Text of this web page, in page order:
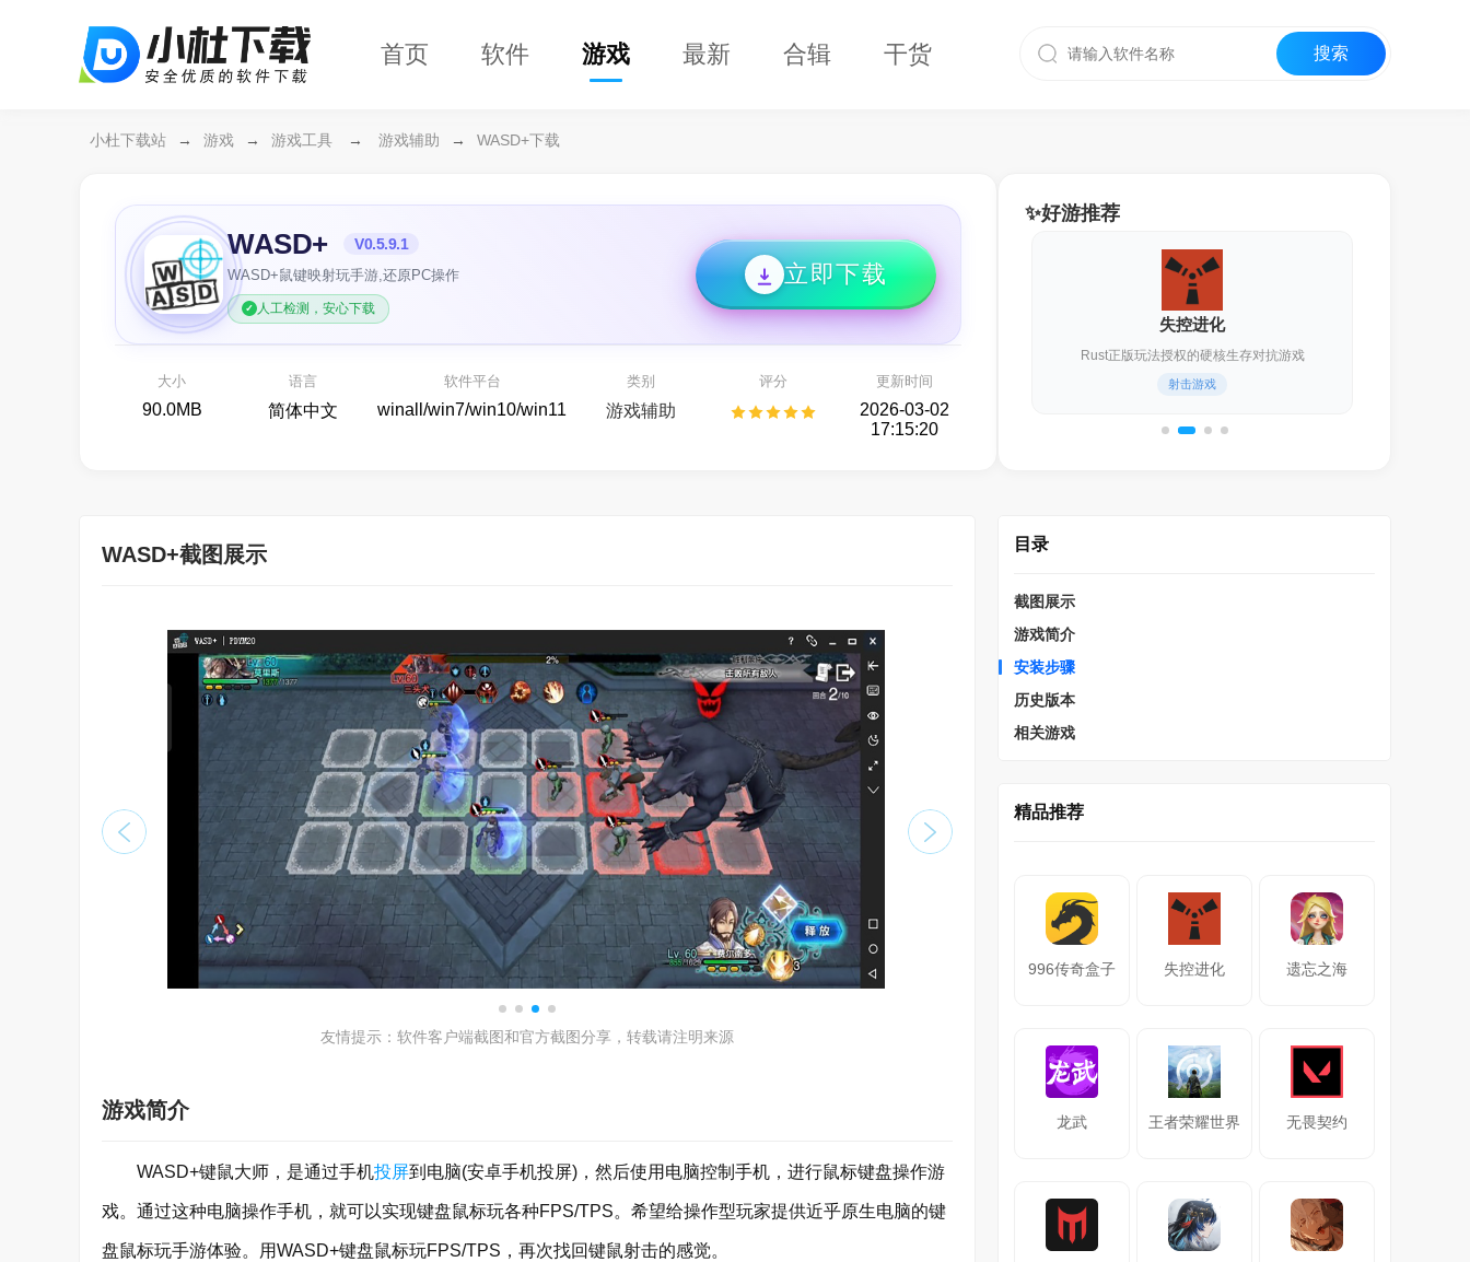
首页 软件 游戏 最新 合辑 干货
小杜下载站 → 游戏 → 游戏工具 → 游戏辅助 → WASD+下载
WASD+ V0.5.9.1
WASD+鼠键映射玩手游,还原PC操作
人工检测，安心下载
立即下载
大小
90.0MB
语言
简体中文
软件平台
winall/win7/win10/win11
类别
游戏辅助
评分 更新时间
2026-03-02
17:15:20
✨好游推荐
夜幕之下
即时战斗
失控进化
射击游戏
战意
旗舰级冷兵器战争游戏
即时战斗
WASD+截图展示
友情提示：软件客户端截图和官方截图分享，转载请注明来源
游戏简介
WASD+键鼠大师，是通过手机投屏到电脑(安卓手机投屏)，然后使用电脑控制手机，进行鼠标键盘操作游
戏。通过这种电脑操作手机，就可以实现键盘鼠标玩各种FPS/TPS。希望给操作型玩家提供近乎原生电脑的键
盘鼠标玩手游体验。用WASD+键盘鼠标玩FPS/TPS，再次找回键鼠射击的感觉。
目录
截图展示
游戏简介
安装步骤
历史版本
相关游戏
精品推荐
996传奇盒子 失控进化 遗忘之海
龙武 王者荣耀世界 无畏契约